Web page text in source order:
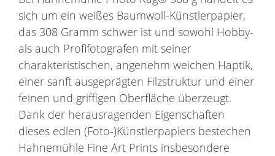
sich um ein weißes Baumwoll-Künstlerpapier,
das 308 Gramm schwer ist und sowohl Hobby-
als auch Profifotografen mit seiner
charakteristischen, angenehm weichen Haptik,
einer sanft ausgeprägten Filzstruktur und einer
feinen und griffigen Oberfläche überzeugt.
Dank der herausragenden Eigenschaften
dieses edlen (Foto-)Künstlerpapiers bestechen
Hahnemühle Fine Art Prints insbesondere